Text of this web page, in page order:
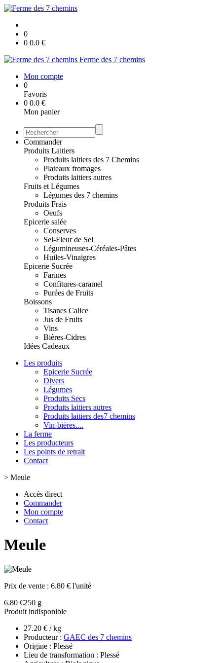
0
0 0.0 €
Ferme des 7 chemins
Mon compte
0
Favoris
0 0.0 €
Mon panier
Commander
Produits Laitiers
Produits laitiers des 7 Chemins
Plateaux fromages
Produits laitiers autres
Fruits et Légumes
Légumes des 7 chemins
Produits Frais
Oeufs
Epicerie salée
Conserves
Sel-Fleur de Sel
Légumineuses-Céréales-Pâtes
Huiles-Vinaigres
Epicerie Sucrée
Farines
Confitures-caramel
Purées de Fruits
Boissons
Tisanes Calice
Jus de Fruits
Vins
Bières-Cidres
Idées Cadeaux
Les produits
Epicerie Sucrée
Divers
Légumes
Produits Secs
Produits laitiers autres
Produits laitiers des7 chemins
Vin-bières....
La ferme
Les producteurs
Les points de retrait
Contact
> Meule
Accès direct
Commander
Mon compte
Contact
Meule
Prix de vente : 6.80 € l'unité
6.80 €250 g
Produit indisponible
27.20 € / kg
Producteur : GAEC des 7 chemins
Origine : Plessé
Lieu de transformation : Plessé